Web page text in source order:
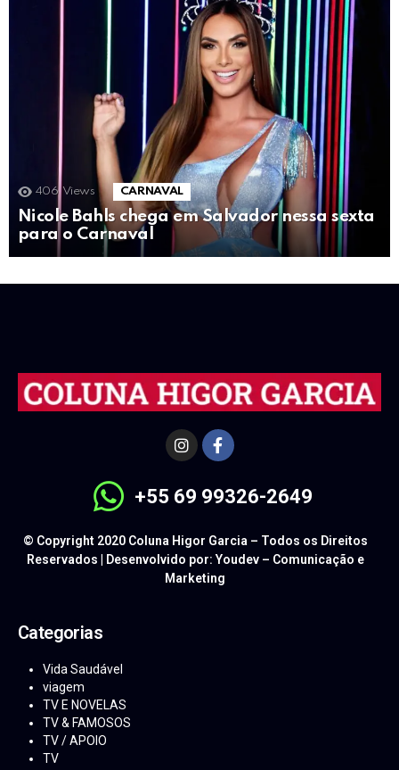
406 Views CARNAVAL
Nicole Bahls chega em Salvador nessa sexta
para o Carnaval
+55 69 99326-2649
© Copyright 2020 Coluna Higor Garcia – Todos os Direitos
Reservados | Desenvolvido por: Youdev – Comunicação e
Marketing
Categorias
Vida Saudável
viagem
TV E NOVELAS
TV & FAMOSOS
TV / APOIO
TV